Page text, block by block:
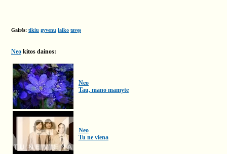
Gairės: tikiu gyvenu laiko tavęs
Neo kitos dainos:
Neo
Tau, mano mamyte
Neo
Tu ne viena